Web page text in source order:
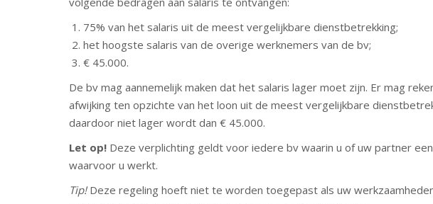
75% van het salaris uit de meest vergelijkbare dienstbetrekking;
het hoogste salaris van de overige werknemers van de bv;
€ 45.000.
De bv mag aannemelijk maken dat het salaris lager moet zijn. Er mag
afwijking ten opzichte van het loon uit de meest vergelijkbare
daardoor niet lager wordt dan € 45.000.
Let op! Deze verplichting geldt voor iedere bv waarin u of uw partner
waarvoor u werkt.
Tip!Deze regeling hoeft niet te worden toegepast als uw